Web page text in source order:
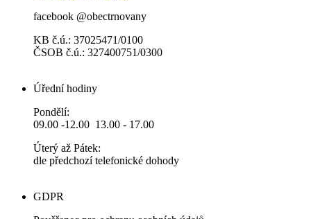
facebook @obectrnovany
KB č.ú.: 37025471/0100
ČSOB č.ú.: 327400751/0300
Úřední hodiny
Pondělí:
09.00 -12.00 13.00 - 17.00
Úterý až Pátek:
dle předchozí telefonické dohody
GDPR